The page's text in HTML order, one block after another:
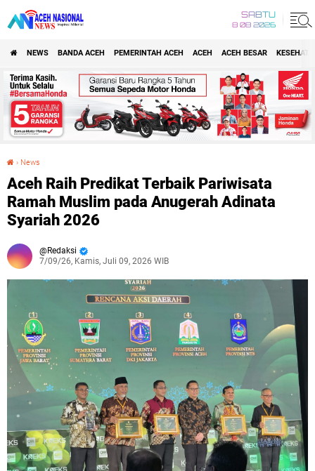
SABTU
8 08 2026
NEWS BANDA ACEH PEMERINTAH ACEH ACEH ACEH BESAR
› News
Aceh Raih Predikat Terbaik Pariwisata
Ramah Muslim pada Anugerah Adinata
Syariah 2026
Redaksi
7/09/26, Kamis, Juli 09, 2026 WIB